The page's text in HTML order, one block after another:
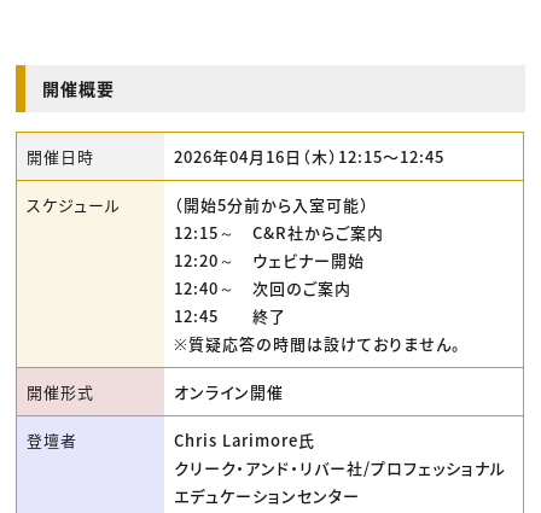
開催概要
開催日時 2026年04月16日（木）12:15〜12:45
スケジュール
（開始5分前から入室可能）
12:15～ C&R社からご案内
12:20～ ウェビナー開始
12:40～ 次回のご案内
12:45 終了
※質疑応答の時間は設けておりません。
開催形式 オンライン開催
登壇者
Chris Larimore氏
クリーク・アンド・リバー社/プロフェッショナル
エデュケーションセンター